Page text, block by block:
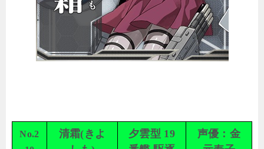
No.2
清霜(きよ
夕雲型 19
声優：金